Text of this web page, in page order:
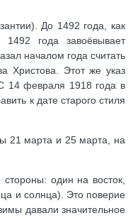
До 1492 года, как
года завоёвывает
началом года считать
Христова. Этот же указ
14 февраля 1918 года в
к дате старого стиля
21 марта и 25 марта, на
один на восток,
и солнца). Это поверие
давали значительное